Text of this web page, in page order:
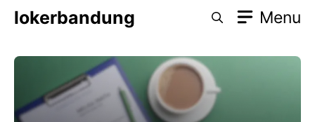
Skiplokerbandung Menu